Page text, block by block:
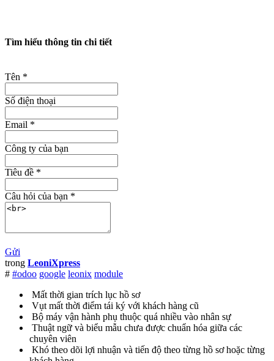
Tìm hiểu thông tin chi tiết
Tên *
Số điện thoại
Email *
Công ty của bạn
Tiêu đề *
Câu hỏi của bạn *
Gửi
trong LeoniXpress
# #odoo google leonix module
Mất thời gian trích lục hồ sơ
Vụt mất thời điểm tái ký với khách hàng cũ
Bộ máy vận hành phụ thuộc quá nhiều vào nhân sự
Thuật ngữ và biểu mẫu chưa được chuẩn hóa giữa các
chuyên viên
Khó theo dõi lợi nhuận và tiến độ theo từng hồ sơ hoặc từng